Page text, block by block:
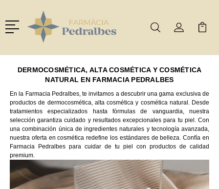
Menú
BuscarMi Cuenta
Mi
DERMOCOSMÉTICA, ALTA COSMÉTICA Y COSMÉTICA
NATURAL EN FARMACIA PEDRALBES
En la Farmacia Pedralbes, te invitamos a descubrir una gama exclusiva de
productos de dermocosmética, alta cosmética y cosmética natural. Desde
tratamientos especializados hasta fórmulas de vanguardia, nuestra
selección garantiza cuidado y resultados excepcionales para tu piel. Con
una combinación única de ingredientes naturales y tecnología avanzada,
nuestra oferta en cosmética redefine los estándares de belleza. Confía en
Farmacia Pedralbes para cuidar de tu piel con productos de calidad
premium.